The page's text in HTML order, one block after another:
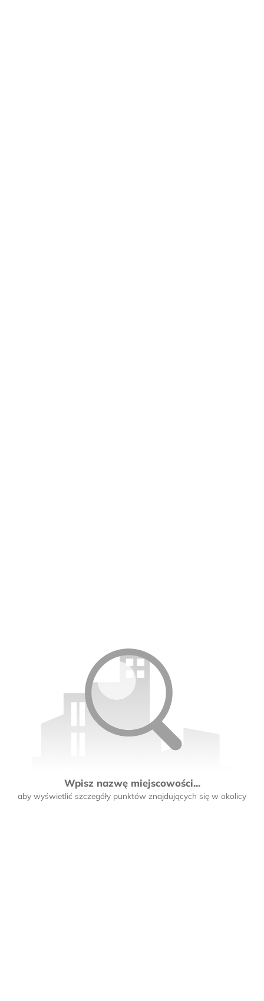
Wpisz nazwę miejscowości...
aby wyświetlić szczegóły punktów znajdujących się w okolicy